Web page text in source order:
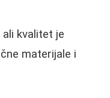
ali kvalitet je
materijale i